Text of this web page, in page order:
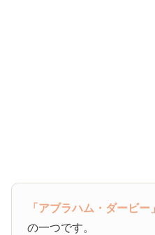
「アブラハム・ダービー」
の一つです。